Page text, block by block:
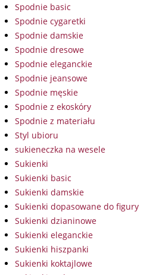
Spodnie basic
Spodnie cygaretki
Spodnie damskie
Spodnie dresowe
Spodnie eleganckie
Spodnie jeansowe
Spodnie męskie
Spodnie z ekoskóry
Spodnie z materiału
Styl ubioru
sukieneczka na wesele
Sukienki
Sukienki basic
Sukienki damskie
Sukienki dopasowane do figury
Sukienki dzianinowe
Sukienki eleganckie
Sukienki hiszpanki
Sukienki koktajlowe